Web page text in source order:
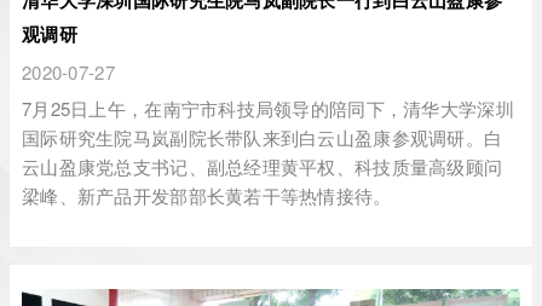
观调研
2020-07-27
7月25日上午，在南宁市科技局领导的陪同下，清华大学深圳
国际研究生院马岚副院长带队来到白云山盈康参观调研。白
云山盈康党总支书记、副总经理黄平权、科技质量高级顾问
梁峰、新产品开发部部长黄若干等热情接待。